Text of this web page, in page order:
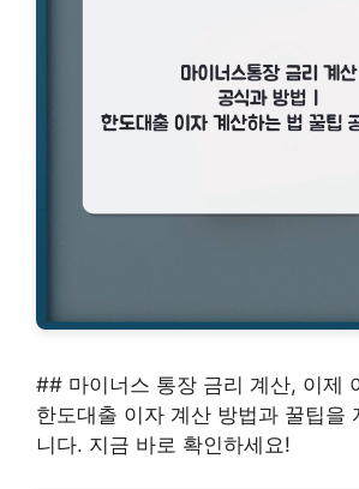
## 마이너스 통장 금리 계산, 이제
한도대출 이자 계산 방법과 꿀팁을
니다. 지금 바로 확인하세요!